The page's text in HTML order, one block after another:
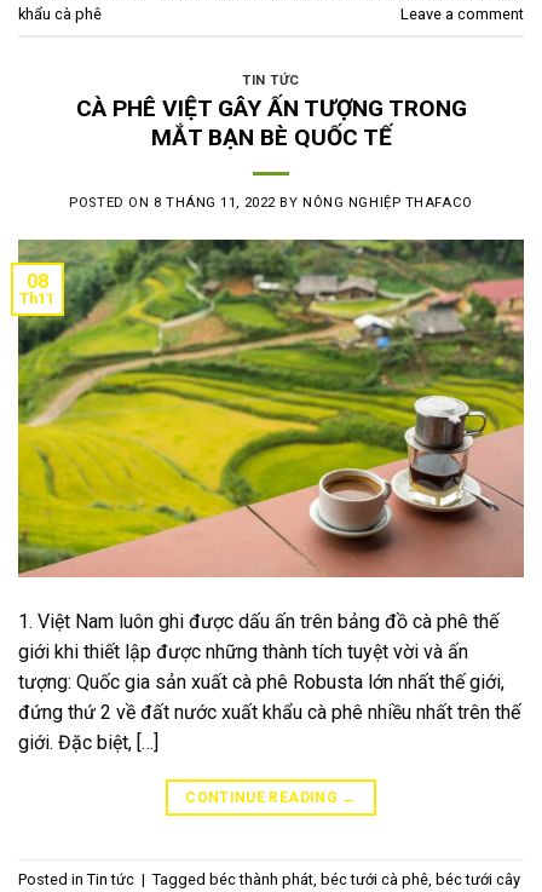
khẩu cà phê
Leave a comment
TIN TỨC
CÀ PHÊ VIỆT GÂY ẤN TƯỢNG TRONG
MẮT BẠN BÈ QUỐC TẾ
POSTED ON 8 THÁNG 11, 2022BYNÔNG NGHIỆP THAFACO
08
Th11
1. Việt Nam luôn ghi được dấu ấn trên bảng đồ cà phê thế
giới khi thiết lập được những thành tích tuyệt vời và ấn
tượng: Quốc gia sản xuất cà phê Robusta lớn nhất thế giới,
đứng thứ 2 về đất nước xuất khẩu cà phê nhiều nhất trên thế
giới. Đặc biệt, […]
CONTINUE READING →
Posted in Tin tức | Tagged béc thành phát béc tưới cà phê béc tưới cây